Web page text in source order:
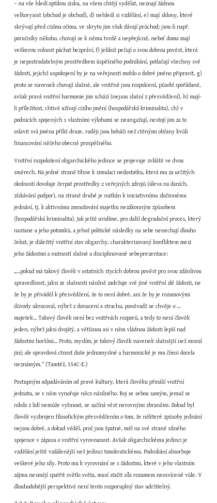
– na vše hledí optikou zisku, na všem chtějí vydělat, neznají žádnou
velkorysost (obchod je obchod), d) nehledí si vzdělání, e) mají sklony, které
skrývají před cizíma očima, ve skrytu jim však dávají průchod; jsou-li např.
poručníky někoho, chovají se k němu tvrdě a nepřejícně, neboť doma mají
veškerou volnost páchat bezpráví, f) jelikož pečují o svou dobrou pověst, která
je nepostradatelným prostředkem úspěšného podnikání, potlačují všechny své
žádosti, jejichž uspokojení by je na veřejnosti mohlo o dobré jméno připravit, g)
proto se navenek chovají slušně, ale vnitřně jsou rozpolcení, působí spořádaně,
avšak pravá vnitřní harmonie jim schází (nejsou slušní z přesvědčení), h) mají-
li příležitost, chtivě užívají cizího jmění (hospodářská kriminalita), ch) v
podnicích spojených s vlastními výlohami se neangažují, nestojí jim za to
oslavit svá jména příliš draze, raději jsou boháči než ctěnými občany kvůli
financování něčeho obecně prospěšného.
Vnitřní rozpoložení oligarchického jedince se projevuje zvláště ve dvou
směrech. Na jedné straně tíhne k simulaci nedostatku, která mu za určitých
okolností dovoluje čerpat prostředky z veřejných zdrojů (úleva na daních,
získávání podpor), na straně druhé je nutkán k iniciativnímu zločinnému
jednání, tj. k aktivnímu zmnožování majetku nezákonným způsobem
(hospodářská kriminalita). Jak ještě uvidíme, pro další degradační proces, který
nastane u jeho potomků, a jehož politické následky na sebe nenechají dlouho
čekat, je důležitý vnitřní stav oligarchy, charakterizovaný konfliktem mezi
jeho žádostmi a nutností slušné a disciplinované sebeprezentace:
„…pokud má takový člověk v ostatních stycích dobrou pověst pro svou zdánlivou
spravedlnost, jaksi ze slušnosti násilně zadržuje své jiné vnitřní zlé žádosti, ne
že by je přiváděl k přesvědčení, že to není dobré, ani že by je rozumovými
důvody ukrocoval, nýbrž z donucení a strachu, poněvadž se chvěje o …
majetek… Takový člověk není bez vnitřních rozporů, a tedy to není člověk
jeden, nýbrž jaksi dvojitý, a většinou asi v něm vládnou žádosti lepší nad
žádostmi horšími… Proto, myslím, je takový člověk navenek slušnější než mnozí
jiní; ale opravdová ctnost duše jednomyslné a harmonické je mu čímsi docela
neznámým.“ (Tamtéž, 554C-E.)
Postupným odpadáváním od pravé kultury, která člověku přináší vnitřní
jednotu, se v něm vynořuje něco násilného. Boj se sebou samým, jemuž se
nikdo z lidí nemůže vyhnout, se začíná vést nerovnými zbraněmi. Dokud byl
člověk vyzbrojen filosofickým přesvědčením o tom, že některé způsoby jednání
nejsou dobré, a dokud věděl, proč jsou špatné, měl na své straně silného
spojence v zápasu o vnitřní vyrovnanost. Avšak oligarchickému jedinci je
vzdělání ještě vzdálenější než jedinci timokratickému. Podnikání absorbuje
veškeré jeho síly. Proto mu k vyrovnání se s žádostmi, které v jeho vlastním
zájmu nesmějí spatřit světlo světa, musí stačit síla rozumem neosvícené vůle. V
dlouhodobější perspektivě není tento rozporuplný stav udržitelný.